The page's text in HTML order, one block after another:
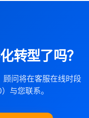
转型了吗？
顾问将在客服在线时段
与您联系。